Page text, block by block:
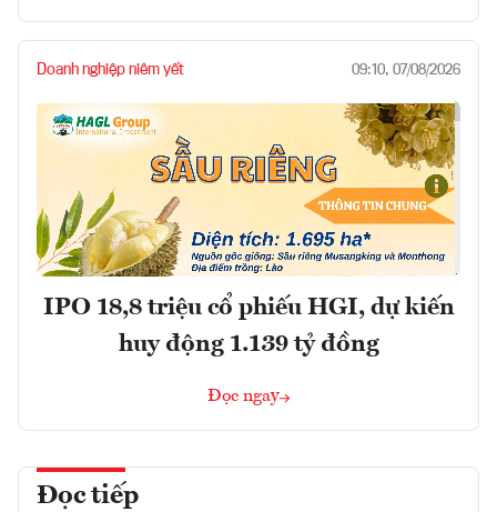
Doanh nghiệp niêm yết 09:10, 07/08/2026
IPO 18,8 triệu cổ phiếu HGI, dự kiến
huy động 1.139 tỷ đồng
Đọc ngay
Đọc tiếp